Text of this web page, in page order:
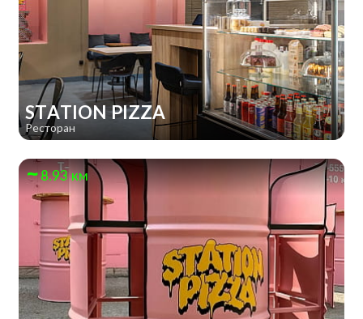
STATION PIZZA
Ресторан
8.93 км